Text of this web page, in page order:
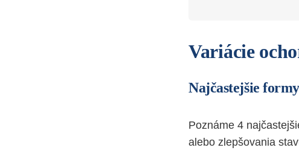
Variácie
Najčastejšie
Poznáme 4
alebo zlepšovania